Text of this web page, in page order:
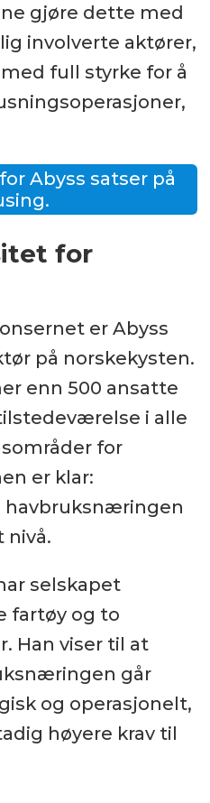
gjøre dette med
involverte aktører,
full styrke for å
Abyss satser på
for
er Abyss
på norskekysten.
enn 500 ansatte
i alle
for
er klar:
nivå.
selskapet
fartøy og to
Han viser til at
går
og operasjonelt,
høyere krav til